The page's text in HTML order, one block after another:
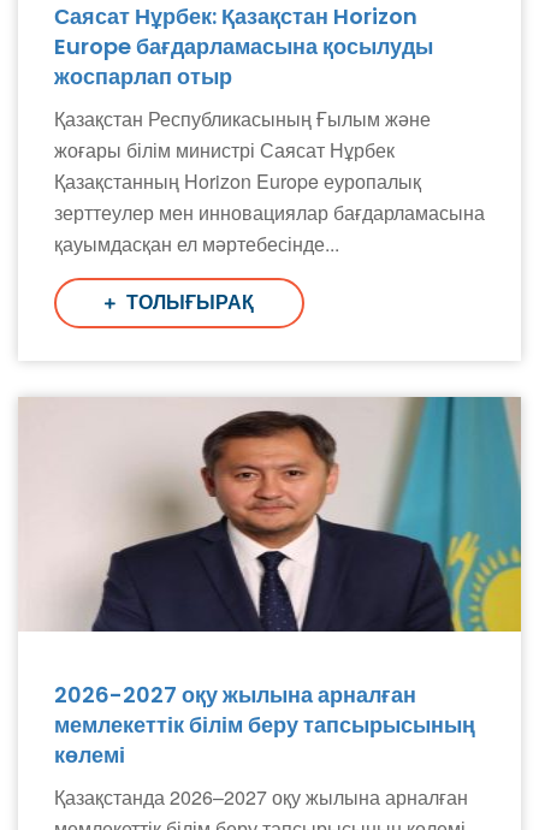
Саясат Нұрбек: Қазақстан Horizon
Europe бағдарламасына қосылуды
жоспарлап отыр
Қазақстан Республикасының Ғылым және
жоғары білім министрі Саясат Нұрбек
Қазақстанның Horizon Europe еуропалық
зерттеулер мен инновациялар бағдарламасына
қауымдасқан ел мәртебесінде...
ТОЛЫҒЫРАҚ
2026-2027 оқу жылына арналған
мемлекеттік білім беру тапсырысының
көлемі
Қазақстанда 2026–2027 оқу жылына арналған